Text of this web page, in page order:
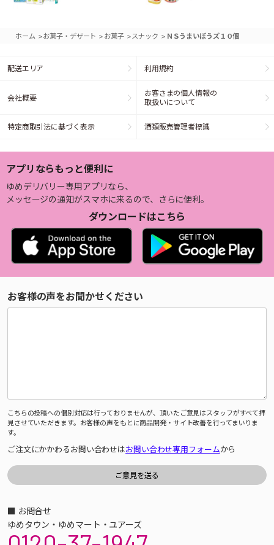
ホーム >お菓子・デザート > お菓子 > スナック > ＮＳうまいぼうズ１０個
配送エリア 利用規約
会社概要
お客さまの個人情報の
取扱いについて
特定商取引法に基づく表示 酒類販売管理者標識
アプリならもっと便利に
ゆめデリバリー専用アプリなら、
メッセージの通知がスマホに来るので、さらに便利。
ダウンロードはこちら
お客様の声をお聞かせください
こちらの投稿への個別対応は行っておりませんが、頂いたご意見はスタッフがすべて拝
見させていただきます。お客様の声をもとに商品開発・サイト改善を行ってまいりま
す。
ご注文にかかわるお問い合わせはお問い合わせ専用フォームから
■ お問合せ
ゆめタウン・ゆめマート・ユアーズ